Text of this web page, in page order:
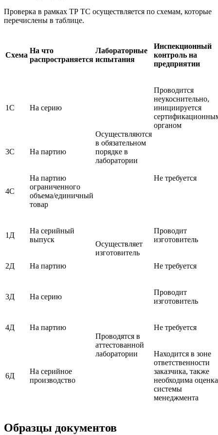
Проверка в рамках ТР ТС осуществляется по схемам, которые
перечислены в таблице.
Схема
На что
распространяется
Лабораторные
испытания
Инспекционный
контроль на
предприятии
1С На серию
Осуществляются
в обязательном
порядке в
лаборатории
Проводится
неукоснительно,
инициируется
органом
3С На партию
Не требуется
4С
На партию
ограниченного
объема/единичный
товар
1Д
На серийный
выпуск
Осуществляет
изготовитель
Проводит
изготовитель
2Д На партию Не требуется
3Д На серию
Проводятся в
аттестованной
лаборатории
Проводит
изготовитель
4Д На партию Не требуется
6Д
На серийное
производство
Находится в зоне
ответственности
заказчика, также
необходима оценка
системы
менеджмента
Образцы документов